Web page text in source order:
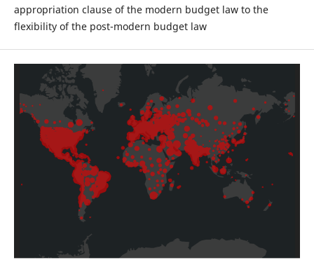
appropriation clause of the modern budget law to the
flexibility of the post-modern budget law